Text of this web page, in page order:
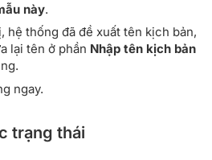
này.
hệ thống đã đề xuất tên kịch bản,
lại tên ở phần Nhập tên kịch bản
ngay.
trạng thái